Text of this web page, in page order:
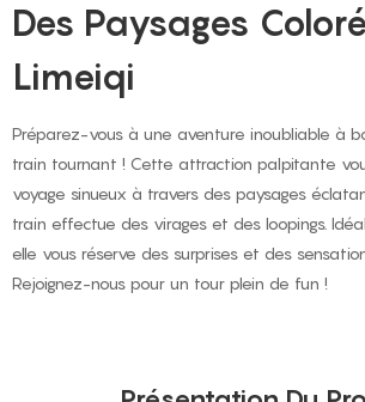
Des Paysages
Limeiqi
Préparez-vous à une aventure inoubliable à
train tournant ! Cette attraction palpitante
voyage sinueux à travers des paysages
train effectue des virages et des loopings.
elle vous réserve des surprises et des
Rejoignez-nous pour un tour plein de fun !